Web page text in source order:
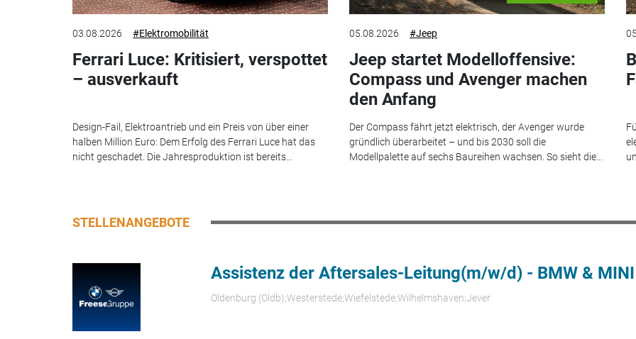
03.08.2026 #Elektromobilität
Ferrari Luce: Kritisiert, verspottet
– ausverkauft
Design-Fail, Elektroantrieb und ein Preis von über einer
halben Million Euro: Dem Erfolg des Ferrari Luce hat das
nicht geschadet. Die Jahresproduktion ist bereits...
05.08.2026 #Jeep
Jeep startet Modelloffensive:
Compass und Avenger machen
den Anfang
Der Compass fährt jetzt elektrisch, der Avenger wurde
gründlich überarbeitet – und bis 2030 soll die
Modellpalette auf sechs Baureihen wachsen. So sieht die...
STELLENANGEBOTE
Assistenz der Aftersales-Leitung(m/w/d) - BMW & MINI
Oldenburg (Oldb);Westerstede;Wiefelstede;Wilhelmshaven;Jever